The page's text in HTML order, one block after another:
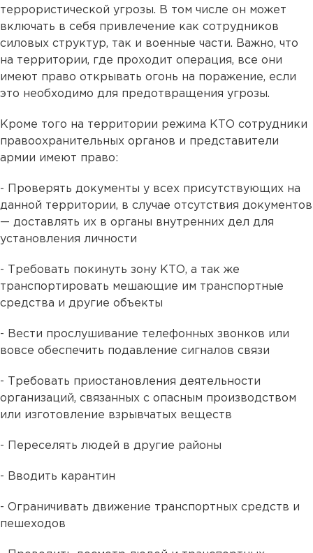
террористической угрозы. В том числе он может
включать в себя привлечение как сотрудников
силовых структур, так и военные части. Важно, что
на территории, где проходит операция, все они
имеют право открывать огонь на поражение, если
это необходимо для предотвращения угрозы.
Кроме того на территории режима КТО сотрудники
правоохранительных органов и представители
армии имеют право:
- Проверять документы у всех присутствующих на
данной территории, в случае отсутствия документов
— доставлять их в органы внутренних дел для
установления личности
- Требовать покинуть зону КТО, а так же
транспортировать мешающие им транспортные
средства и другие объекты
- Вести прослушивание телефонных звонков или
вовсе обеспечить подавление сигналов связи
- Требовать приостановления деятельности
организаций, связанных с опасным производством
или изготовление взрывчатых веществ
- Переселять людей в другие районы
- Вводить карантин
- Ограничивать движение транспортных средств и
пешеходов